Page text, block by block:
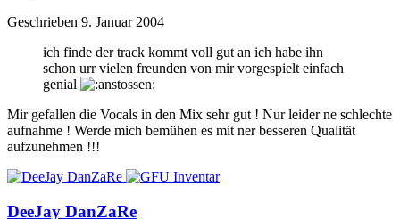
Geschrieben 9. Januar 2004
ich finde der track kommt voll gut an ich habe ihn
schon urr vielen freunden von mir vorgespielt einfach
genial
Mir gefallen die Vocals in den Mix sehr gut ! Nur leider ne schlechte
aufnahme ! Werde mich bemühen es mit ner besseren Qualität
aufzunehmen !!!
DeeJay DanZaRe